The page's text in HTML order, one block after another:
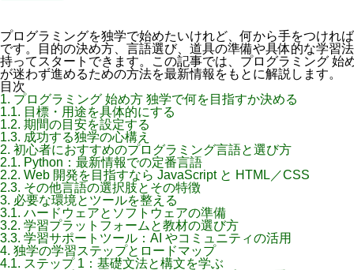
プログラミングを独学で始めたいけれど、何から手をつけれ
です。目的の決め方、言語選び、道具の準備や具体的な学習
持ってスタートできます。この記事では、プログラミング 始
が迷わず進めるための方法を最新情報をもとに解説します。
目次
1. プログラミング 始め方 独学で何を目指すか決める
1.1. 目標・用途を具体的にする
1.2. 期間の目安を設定する
1.3. 成功する独学の心構え
2. 初心者におすすめのプログラミング言語と選び方
2.1. Python：最新情報での定番言語
2.2. Web 開発を目指すなら JavaScript と HTML／CSS
2.3. その他言語の選択肢とその特徴
3. 必要な環境とツールを整える
3.1. ハードウェアとソフトウェアの準備
3.2. 学習プラットフォームと教材の選び方
3.3. 学習サポートツール：AI やコミュニティの活用
4. 独学の学習ステップとロードマップ
4.1. ステップ 1：基礎文法と構文を学ぶ